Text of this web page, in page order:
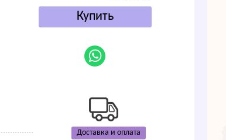
Доставка и оплата